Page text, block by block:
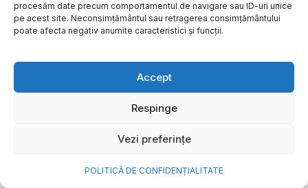
procesăm date precum comportamentul de navigare sau ID-uri unice
pe acest site. Neconsimțământul sau retragerea consimțământului
poate afecta negativ anumite caracteristici și funcții.
Accept
Respinge
Vezi preferințe
POLITICĂ DE CONFIDENȚIALITATE
frumoase amintiri ale verii într-
o bijuterie Pandora pe care o